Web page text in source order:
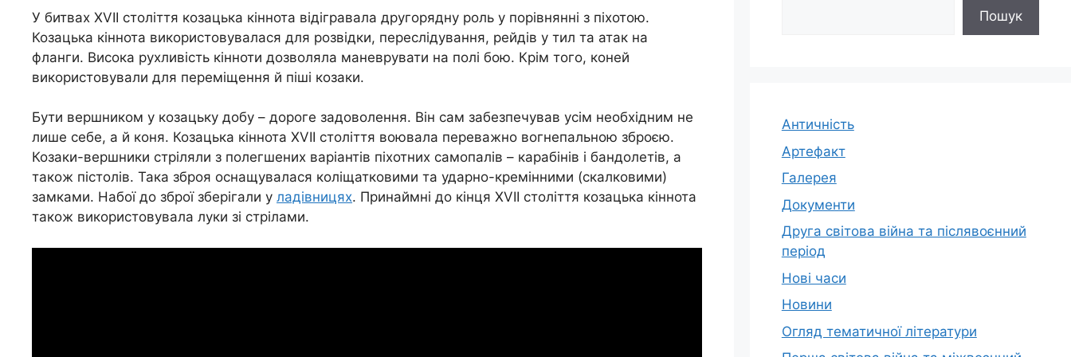
У битвах XVII століття козацька кіннота відігравала другорядну роль у порівнянні з піхотою.
Козацька кіннота використовувалася для розвідки, переслідування, рейдів у тил та атак на
фланги. Висока рухливість кінноти дозволяла маневрувати на полі бою. Крім того, коней
використовували для переміщення й піші козаки.
Бути вершником у козацьку добу – дороге задоволення. Він сам забезпечував усім необхідним не
лише себе, а й коня. Козацька кіннота XVII століття воювала переважно вогнепальною зброєю.
Козаки-вершники стріляли з полегшених варіантів піхотних самопалів – карабінів і бандолетів, а
також пістолів. Така зброя оснащувалася коліщатковими та ударно-кремінними (скалковими)
замками. Набої до зброї зберігали у ладівницях. Принаймні до кінця XVII століття козацька кіннота
також використовувала луки зі стрілами.
Пошук
Античність
Артефакт
Галерея
Документи
Друга світова війна та післявоєнний
період
Нові часи
Новини
Огляд тематичної літератури